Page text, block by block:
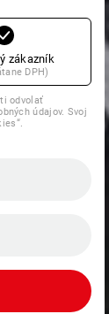
zákazník
DPH)
odvolať
údajov. Svoj